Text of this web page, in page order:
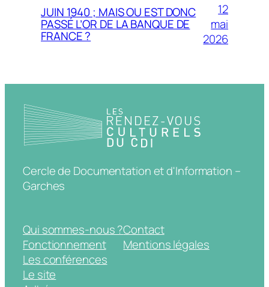
JUIN 1940 ; MAIS OU EST DONC
PASSÉ L’OR DE LA BANQUE DE
FRANCE ?
12
mai
2026
Cercle de Documentation et d'Information –
Garches
Qui sommes-nous ?
Fonctionnement
Les conférences
Le site
Contact
Mentions légales